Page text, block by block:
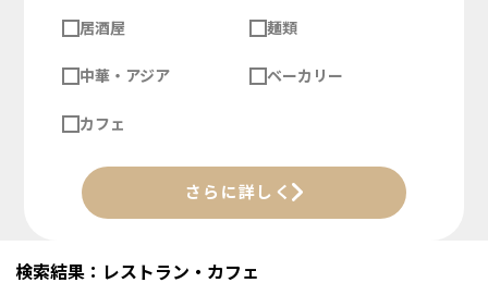
居酒屋 麺類
中華・アジア ベーカリー
カフェ
さらに詳しく
検索結果：レストラン・カフェ